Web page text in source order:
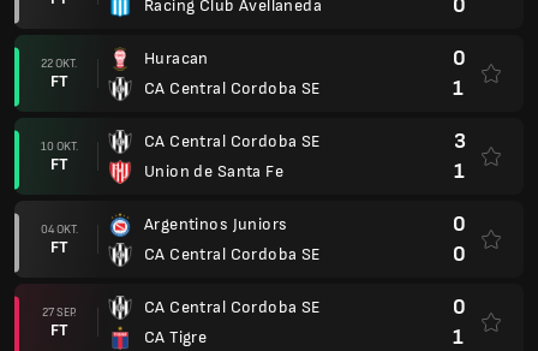
Racing Club Avellaneda
0
22 OKT.
FT
Huracan
CA Central Cordoba SE
0
1
10 OKT.
FT
CA Central Cordoba SE
Union de Santa Fe
3
1
04 OKT.
FT
Argentinos Juniors
CA Central Cordoba SE
0
0
27 SEP.
FT
CA Central Cordoba SE
CA Tigre
0
1